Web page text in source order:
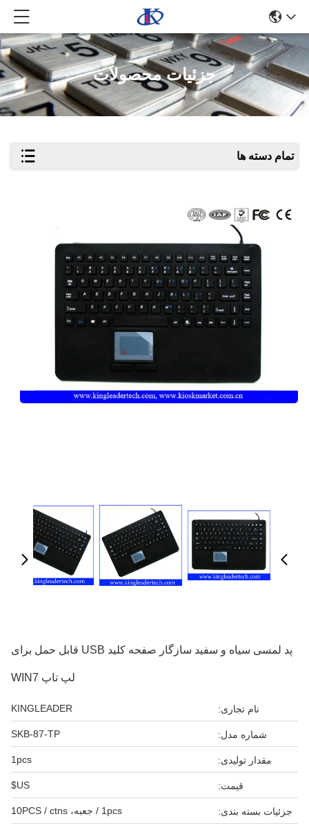
جزئیات محصولات
تمام دسته ها
پد لمسی سیاه و سفید سازگار صفحه کلید USB قابل حمل برای
لپ تاپ WIN7
نام تجاری: KINGLEADER
شماره مدل: SKB-87-TP
مقدار تولیدی: 1pcs
قیمت: US$
جزئیات بسته بندی: 1pcs / جعبه، 10PCS / ctns